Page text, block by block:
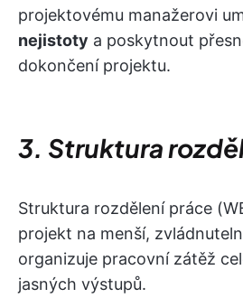
projektovému manažerovi
nejistoty a poskytnout
dokončení projektu.
3. Struktura
Struktura rozdělení práce
projekt na menší,
organizuje pracovní zátěž
jasných výstupů.